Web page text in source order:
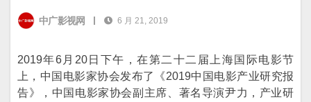
中广影视网 6 月 21, 2019
2019年6月20日下午，在第二十二届上海国际电影节
上，中国电影家协会发布了《2019中国电影产业研究报
告》，中国电影家协会副主席、著名导演尹力，产业研